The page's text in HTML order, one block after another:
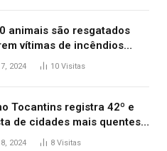
animais são resgatados
vítimas de incêndios
no Tocantins
2024 10 Visitas
Tocantins registra 42º e
de cidades mais quentes
Inmet
2024 8 Visitas